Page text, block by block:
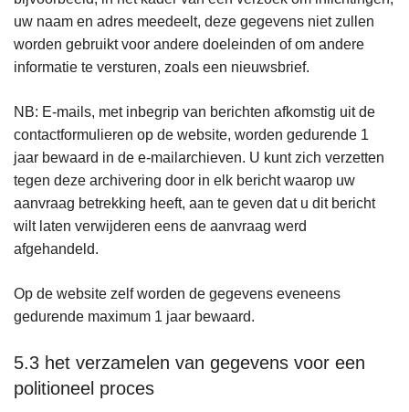
uw naam en adres meedeelt, deze gegevens niet zullen
worden gebruikt voor andere doeleinden of om andere
informatie te versturen, zoals een nieuwsbrief.
NB: E-mails, met inbegrip van berichten afkomstig uit de
contactformulieren op de website, worden gedurende 1
jaar bewaard in de e-mailarchieven. U kunt zich verzetten
tegen deze archivering door in elk bericht waarop uw
aanvraag betrekking heeft, aan te geven dat u dit bericht
wilt laten verwijderen eens de aanvraag werd
afgehandeld.
Op de website zelf worden de gegevens eveneens
gedurende maximum 1 jaar bewaard.
5.3 het verzamelen van gegevens voor een
politioneel proces